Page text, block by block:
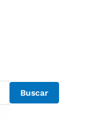
Buscar